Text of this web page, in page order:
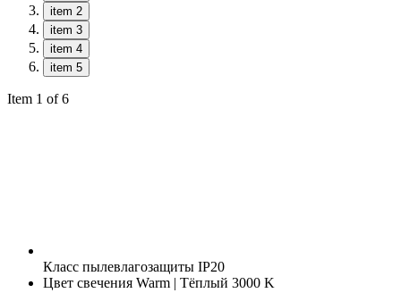
item 2
item 3
item 4
item 5
Item 1 of 6
Класс пылевлагозащиты IP20
Цвет свечения Warm | Тёплый 3000 K